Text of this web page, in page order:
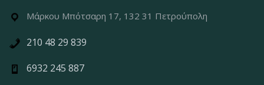
Μάρκου Μπότσαρη 17, 132 31 Πετρούπολη
210 48 29 839
6932 245 887